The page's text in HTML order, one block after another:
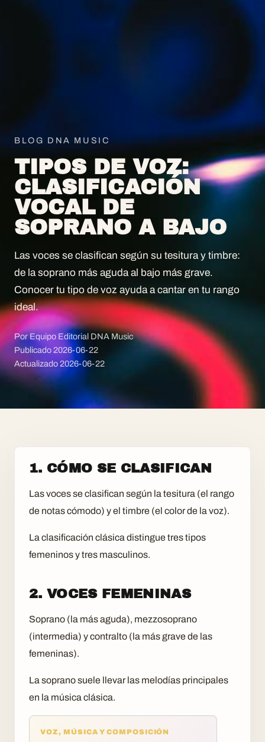
BLOG DNA MUSIC
TIPOS DE VOZ:
CLASIFICACIÓN
VOCAL DE
SOPRANO A BAJO
Las voces se clasifican según su tesitura y timbre:
de la soprano más aguda al bajo más grave.
Conocer tu tipo de voz ayuda a cantar en tu rango
ideal.
Por Equipo Editorial DNA Music
Publicado 2026-06-22
Actualizado2026-06-22
1. CÓMO SE CLASIFICAN
Las voces se clasifican según la tesitura (el rango
de notas cómodo) y el timbre (el color de la voz).
La clasificación clásica distingue tres tipos
femeninos y tres masculinos.
2. VOCES FEMENINAS
Soprano (la más aguda), mezzosoprano
(intermedia) y contralto (la más grave de las
femeninas).
La soprano suele llevar las melodías principales
en la música clásica.
VOZ, MÚSICA Y COMPOSICIÓN